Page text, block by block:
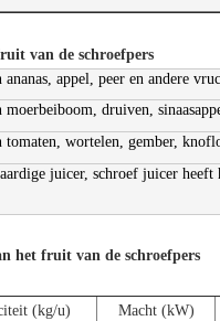
van de schroefpers
appel, peer en andere
druiven,
wortelen, gember,
juicer, schroef juicer
het fruit van de schroefpers
(kg/u) Macht (kW)